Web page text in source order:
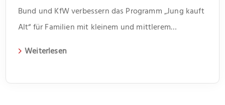
Bund und KfW verbessern das Programm „Jung kauft
Alt“ für Familien mit kleinem und mittlerem
Weiterlesen